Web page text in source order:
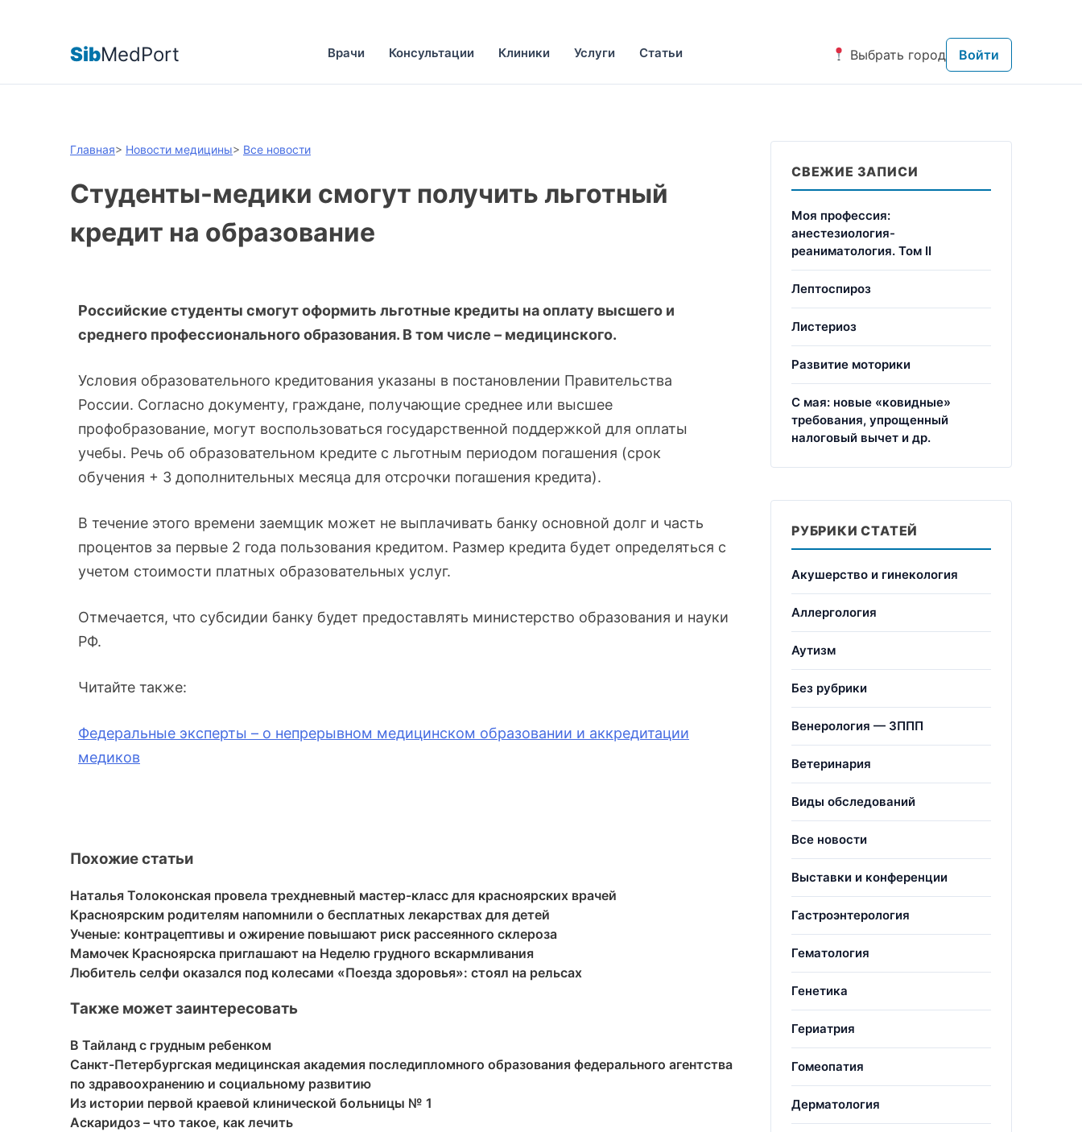
SibMedPort Врачи Консультации Клиники Услуги Статьи Выбрать город Войти
Главная> Новости медицины> Все новости
Студенты-медики смогут получить льготный
кредит на образование
Российские студенты смогут оформить льготные кредиты на оплату высшего и
среднего профессионального образования. В том числе – медицинского.
Условия образовательного кредитования указаны в постановлении Правительства
России. Согласно документу, граждане, получающие среднее или высшее
профобразование, могут воспользоваться государственной поддержкой для оплаты
учебы. Речь об образовательном кредите с льготным периодом погашения (срок
обучения + 3 дополнительных месяца для отсрочки погашения кредита).
В течение этого времени заемщик может не выплачивать банку основной долг и часть
процентов за первые 2 года пользования кредитом. Размер кредита будет определяться с
учетом стоимости платных образовательных услуг.
Отмечается, что субсидии банку будет предоставлять министерство образования и науки
РФ.
Читайте также:
Федеральные эксперты – о непрерывном медицинском образовании и аккредитации
медиков
Похожие статьи
Наталья Толоконская провела трехдневный мастер-класс для красноярских врачей
Красноярским родителям напомнили о бесплатных лекарствах для детей
Ученые: контрацептивы и ожирение повышают риск рассеянного склероза
Мамочек Красноярска приглашают на Неделю грудного вскармливания
Любитель селфи оказался под колесами «Поезда здоровья»: стоял на рельсах
Также может заинтересовать
В Тайланд с грудным ребенком
Санкт-Петербургская медицинская академия последипломного образования федерального агентства
по здравоохранению и социальному развитию
Из истории первой краевой клинической больницы № 1
Аскаридоз – что такое, как лечить
СВЕЖИЕ ЗАПИСИ
Моя профессия:
анестезиология-
реаниматология. Том II
Лептоспироз
Листериоз
Развитие моторики
С мая: новые «ковидные»
требования, упрощенный
налоговый вычет и др.
РУБРИКИ СТАТЕЙ
Акушерство и гинекология
Аллергология
Аутизм
Без рубрики
Венерология — ЗППП
Ветеринария
Виды обследований
Все новости
Выставки и конференции
Гастроэнтерология
Гематология
Генетика
Гериатрия
Гомеопатия
Дерматология